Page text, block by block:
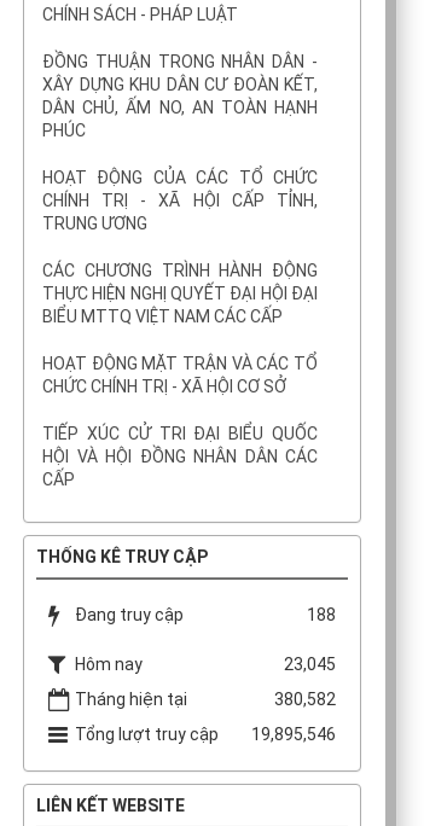
CHÍNH SÁCH - PHÁP LUẬT
ĐỒNG THUẬN TRONG NHÂN DÂN -
XÂY DỰNG KHU DÂN CƯ ĐOÀN KẾT,
DÂN CHỦ, ẤM NO, AN TOÀN HẠNH
PHÚC
HOẠT ĐỘNG CỦA CÁC TỔ CHỨC
CHÍNH TRỊ - XÃ HỘI CẤP TỈNH,
TRUNG ƯƠNG
CÁC CHƯƠNG TRÌNH HÀNH ĐỘNG
THỰC HIỆN NGHỊ QUYẾT ĐẠI HỘI ĐẠI
BIỂU MTTQ VIỆT NAM CÁC CẤP
HOẠT ĐỘNG MẶT TRẬN VÀ CÁC TỔ
CHỨC CHÍNH TRỊ - XÃ HỘI CƠ SỞ
TIẾP XÚC CỬ TRI ĐẠI BIỂU QUỐC
HỘI VÀ HỘI ĐỒNG NHÂN DÂN CÁC
CẤP
THỐNG KÊ TRUY CẬP
Đang truy cập 188
Hôm nay
23,045
Tháng hiện tại
380,582
Tổng lượt truy cập
19,895,546
LIÊN KẾT WEBSITE